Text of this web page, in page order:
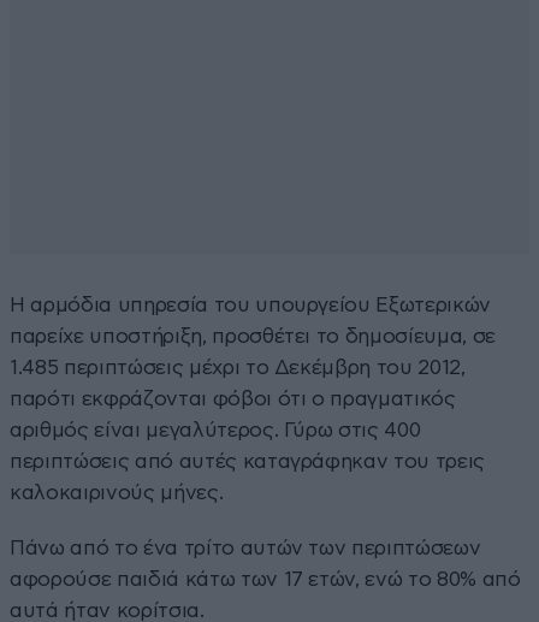
Η αρμόδια υπηρεσία του υπουργείου Εξωτερικών
παρείχε υποστήριξη, προσθέτει το δημοσίευμα, σε
1.485 περιπτώσεις μέχρι το Δεκέμβρη του 2012,
παρότι εκφράζονται φόβοι ότι ο πραγματικός
αριθμός είναι μεγαλύτερος. Γύρω στις 400
περιπτώσεις από αυτές καταγράφηκαν του τρεις
καλοκαιρινούς μήνες.
Πάνω από το ένα τρίτο αυτών των περιπτώσεων
αφορούσε παιδιά κάτω των 17 ετών, ενώ το 80% από
αυτά ήταν κορίτσια.